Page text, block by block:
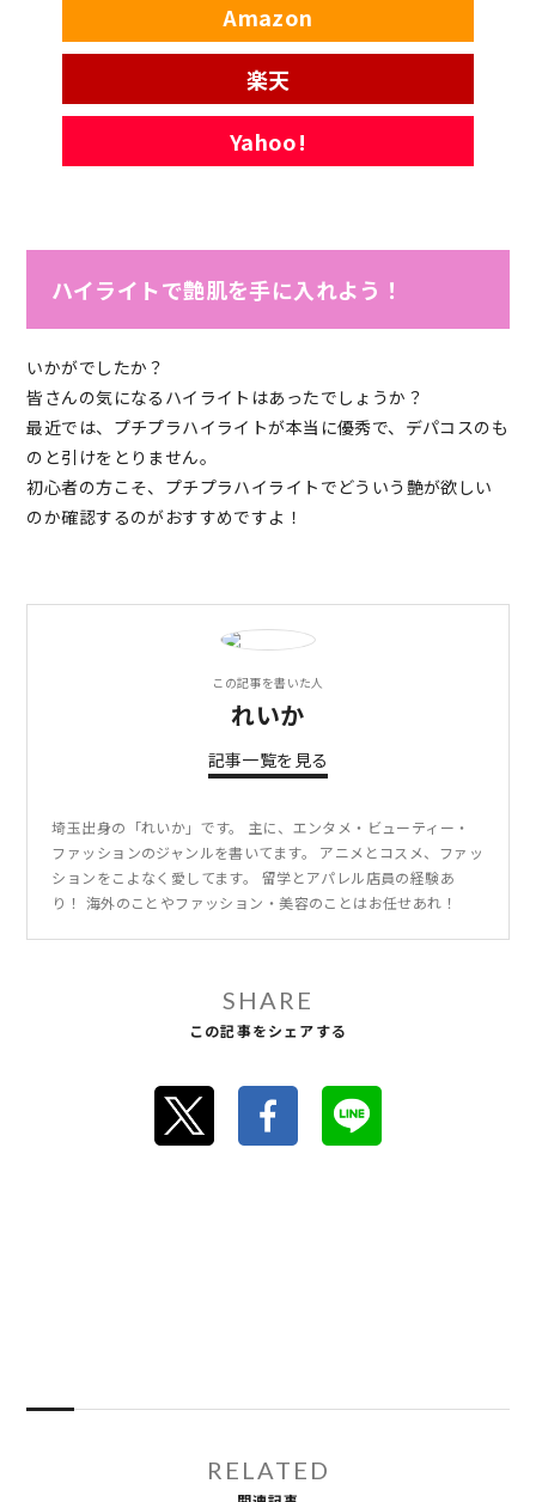
Amazon
楽天
Yahoo!
ハイライトで艶肌を手に入れよう！
いかがでしたか？
皆さんの気になるハイライトはあったでしょうか？
最近では、プチプラハイライトが本当に優秀で、デパコスのも
のと引けをとりません。
初心者の方こそ、プチプラハイライトでどういう艶が欲しい
のか確認するのがおすすめですよ！
この記事を書いた人
れいか
記事一覧を見る
埼玉出身の「れいか」です。 主に、エンタメ・ビューティー・
ファッションのジャンルを書いてます。 アニメとコスメ、ファッ
ションをこよなく愛してます。 留学とアパレル店員の経験あ
り！ 海外のことやファッション・美容のことはお任せあれ！
SHARE
この記事をシェアする
RELATED